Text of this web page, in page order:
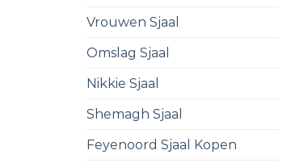
Vrouwen Sjaal
Omslag Sjaal
Nikkie Sjaal
Shemagh Sjaal
Feyenoord Sjaal Kopen